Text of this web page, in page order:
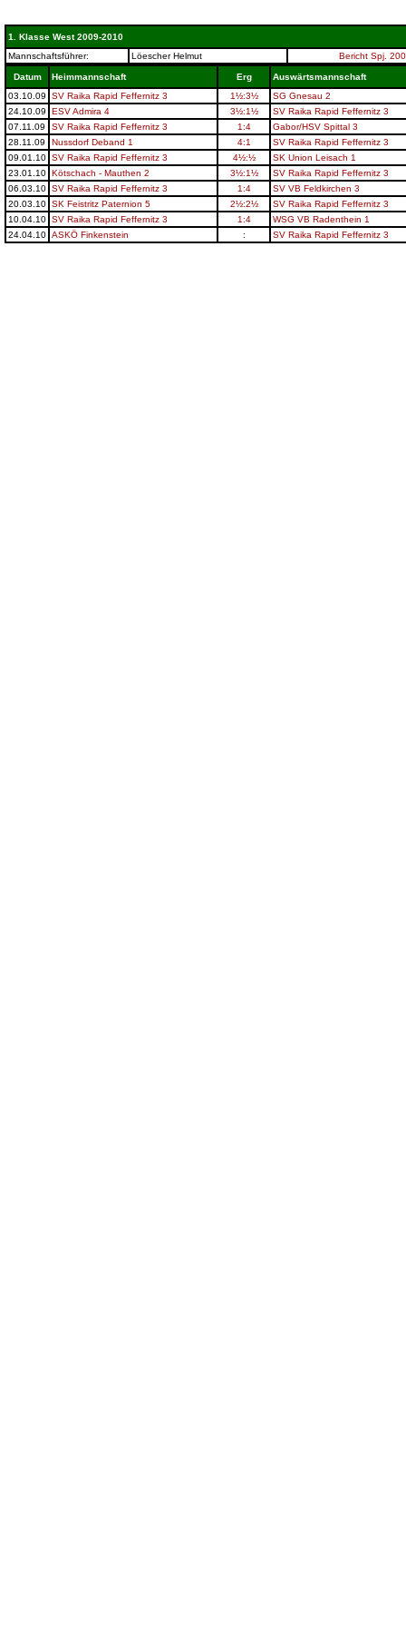
1. Klasse West 2009-2010
Mannschaftsführer:
Löescher Helmut Bericht Spj.
Datum Heimmannschaft Erg
Auswärtsmannschaft
03.10.09
SV Raika Rapid Feffernitz 3 1½:3½
SG Gnesau 2
24.10.09
ESV Admira 4 3½:1½
SV Raika Rapid Feffernitz 3
07.11.09
SV Raika Rapid Feffernitz 3 1:4
Gabor/HSV Spittal 3
28.11.09
Nussdorf Deband 1 4:1
SV Raika Rapid Feffernitz 3
09.01.10 SV Raika Rapid Feffernitz 3 4½:½
SK Union Leisach 1
23.01.10 Kötschach - Mauthen 2 3½:1½
SV Raika Rapid Feffernitz 3
06.03.10 SV Raika Rapid Feffernitz 3 1:4
SV VB Feldkirchen 3
20.03.10 SK Feistritz Paternion 5 2½:2½
SV Raika Rapid Feffernitz 3
10.04.10 SV Raika Rapid Feffernitz 3 1:4
WSG VB Radenthein 1
24.04.10 ASKÖ Finkenstein : SV Raika Rapid Feffernitz 3